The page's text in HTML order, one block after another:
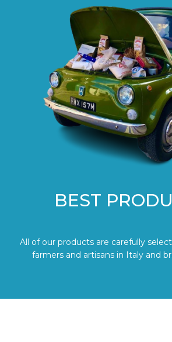
BEST
All of our products are carefully
farmers and artisans in Italy and